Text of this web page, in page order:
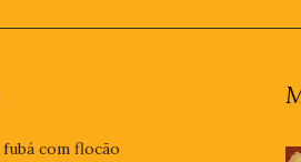
com flocão